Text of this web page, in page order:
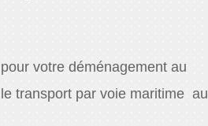
votre déménagement au
transport par voie maritime au